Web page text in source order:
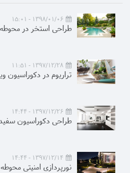
1398/01/06 - 15:01
طراحی استخر در محوطه
1397/12/28 - 11:51
تراریوم در دکوراسیون
1397/12/26 - 14:44
طراحی دکوراسیون
1397/12/14 - 14:44
نورپردازی امنیتی